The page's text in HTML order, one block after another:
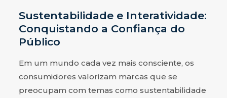
Sustentabilidade e Interatividade:
Conquistando a Confiança do
Público
Em um mundo cada vez mais consciente, os
consumidores valorizam marcas que se
preocupam com temas como sustentabilidade